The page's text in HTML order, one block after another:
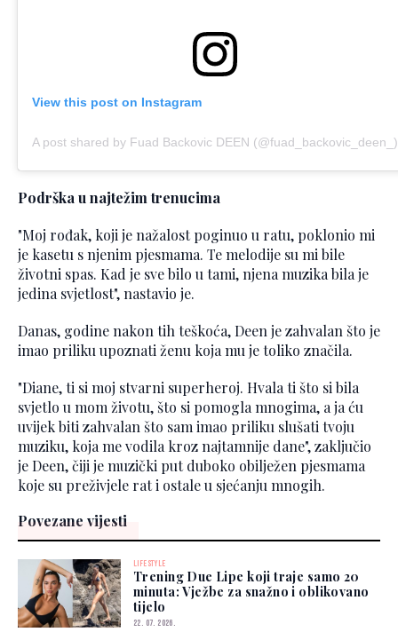
View this post on Instagram
A post shared by Fuad Backovic DEEN (@fuad_backovic_deen_)
Podrška u najtežim trenucima
"Moj rođak, koji je nažalost poginuo u ratu, poklonio mi
je kasetu s njenim pjesmama. Te melodije su mi bile
životni spas. Kad je sve bilo u tami, njena muzika bila je
jedina svjetlost", nastavio je.
Danas, godine nakon tih teškoća, Deen je zahvalan što je
imao priliku upoznati ženu koja mu je toliko značila.
"Diane, ti si moj stvarni superheroj. Hvala ti što si bila
svjetlo u mom životu, što si pomogla mnogima, a ja ću
uvijek biti zahvalan što sam imao priliku slušati tvoju
muziku, koja me vodila kroz najtamnije dane", zaključio
je Deen, čiji je muzički put duboko obilježen pjesmama
koje su preživjele rat i ostale u sjećanju mnogih.
Povezane vijesti
LIFESTYLE
Trening Due Lipe koji traje samo 20
minuta: Vježbe za snažno i oblikovano
tijelo
22. 07. 2026.